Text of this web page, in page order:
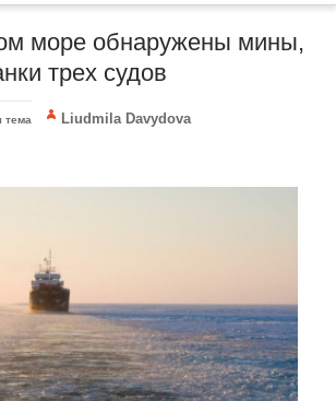
море обнаружены мины,
трех судов
тема Liudmila Davydova